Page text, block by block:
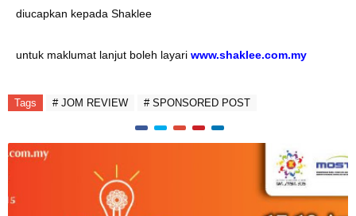
diucapkan kepada Shaklee
untuk maklumat lanjut boleh layari www.shaklee.com.my
Tags # JOM REVIEW # SPONSORED POST